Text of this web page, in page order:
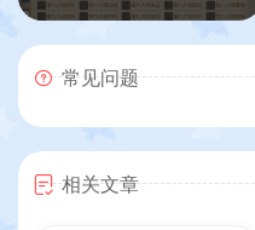
常见问题
相关文章